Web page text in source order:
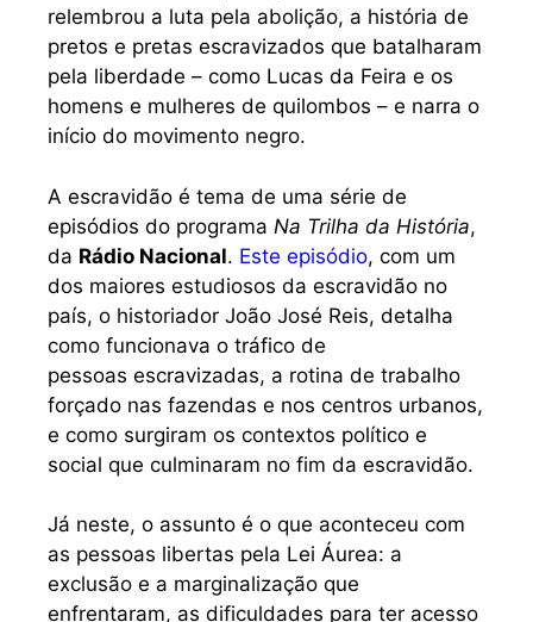
relembrou a luta pela abolição, a história de
pretos e pretas escravizados que batalharam
pela liberdade – como Lucas da Feira e os
homens e mulheres de quilombos – e narra o
início do movimento negro.
A escravidão é tema de uma série de
episódios do programa Na Trilha da História,
da Rádio Nacional. Este episódio, com um
dos maiores estudiosos da escravidão no
país, o historiador João José Reis, detalha
como funcionava o tráfico de
pessoas escravizadas, a rotina de trabalho
forçado nas fazendas e nos centros urbanos,
e como surgiram os contextos político e
social que culminaram no fim da escravidão.
Já neste, o assunto é o que aconteceu com
as pessoas libertas pela Lei Áurea: a
exclusão e a marginalização que
enfrentaram, as dificuldades para ter acesso